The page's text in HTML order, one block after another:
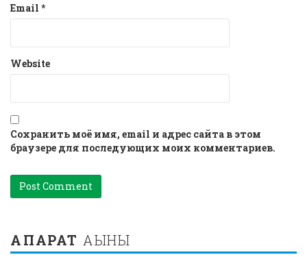
Email *
Website
Сохранить моё имя, email и адрес сайта в этом
браузере для последующих моих комментариев.
АҚПАРАТ АҒЫНЫ